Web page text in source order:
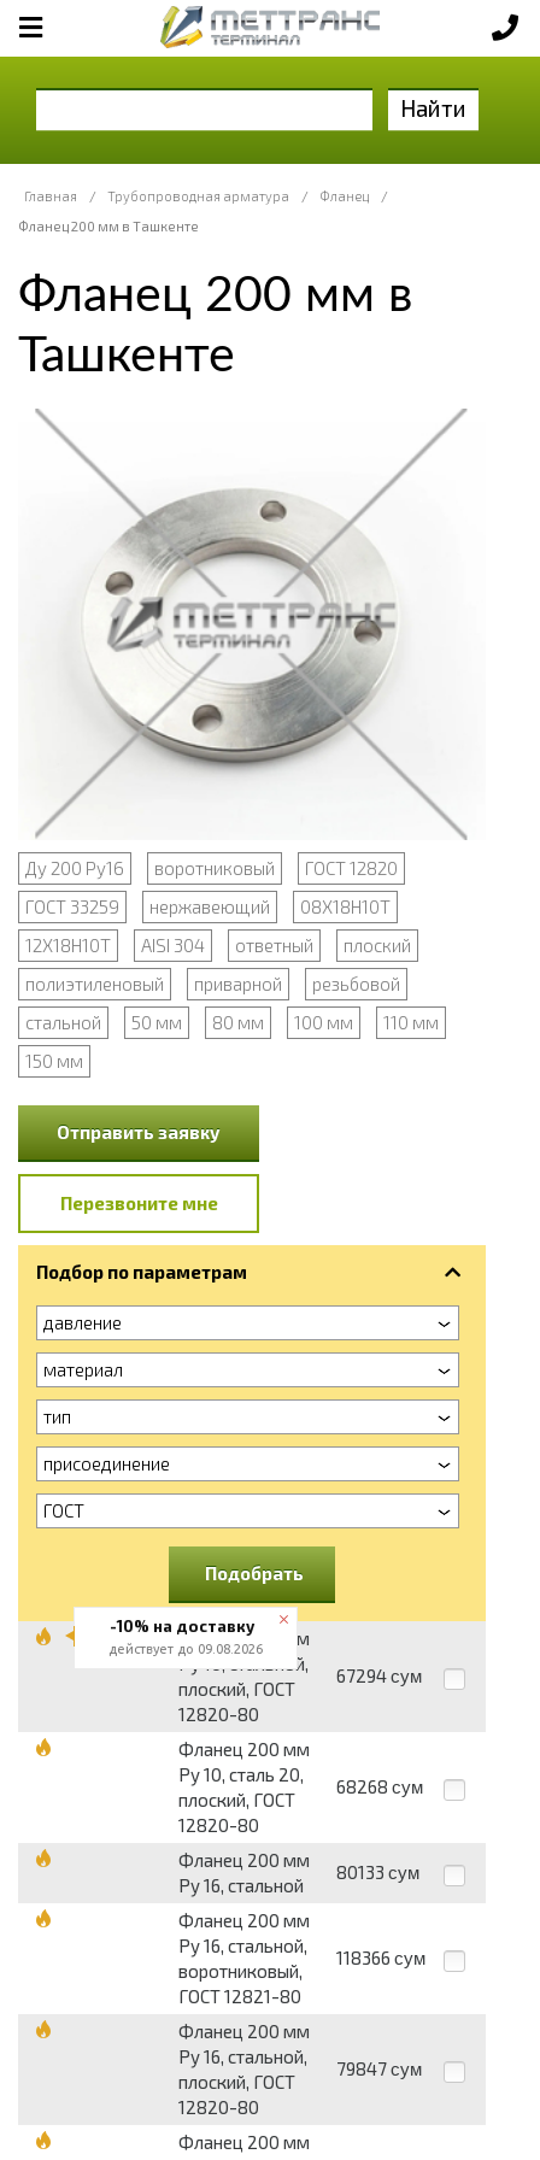
Найти
Главная / Трубопроводная арматура / Фланец
/
Фланец 200 мм в Ташкенте
Фланец 200 мм в
Ташкенте
Ду 200 Ру16 воротниковый
ГОСТ 12820
ГОСТ 33259
нержавеющий
08Х18Н10Т
12Х18Н10Т
AISI 304 ответный
плоский
полиэтиленовый
приварной
резьбовой
стальной
50 мм 80 мм 100 мм
110 мм
150 мм
Отправить заявку
Перезвоните мне
Подбор по параметрам
давление
материал
тип
присоединение
ГОСТ
Подобрать
Фланец 200 мм
Pу 10, стальной,
плоский, ГОСТ
12820-80
67294 сум
Фланец 200 мм
Pу 10, сталь 20,
плоский, ГОСТ
12820-80
68268 сум
Фланец 200 мм
Pу 16, стальной
80133 сум
Фланец 200 мм
Pу 16, стальной,
воротниковый,
ГОСТ 12821-80
118366 сум
Фланец 200 мм
Pу 16, стальной,
плоский, ГОСТ
12820-80
79847 сум
Фланец 200 мм
-10% на доставку
действует до 09.08.2026